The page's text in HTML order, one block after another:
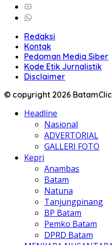
Redaksi
Kontak
Pedoman Media Siber
Kode Etik Jurnalistik
Disclaimer
© copyright 2026
Headline
Nasional
ADVERTORIAL
GALLERI FOTO
Kepri
Anambas
Batam
Natuna
Tanjungpinang
BP Batam
Pemko Batam
DPRD Batam